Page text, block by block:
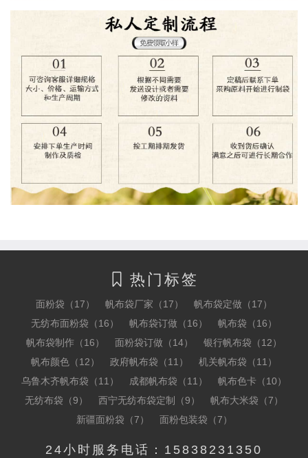
 热门标签
面粉袋（17） 帆布袋厂家（17）
帆布袋定做（17）
无纺布面粉袋（16）
帆布袋订做（16）
帆布袋（16）
帆布袋制作（16）
面粉袋订做（14）
银行帆布袋（12）
帆布颜色（12）
政府帆布袋（11）
机关帆布袋（11）
乌鲁木齐帆布袋（11）
成都帆布袋（11）
帆布色卡（10）
无纺布袋（9）
西宁无纺布袋定制（9）
帆布大米袋（7）
新疆面粉袋（7）
面粉包装袋（7）
24小时服务电话：15838231350